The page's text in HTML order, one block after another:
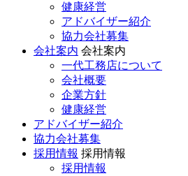
健康経営
アドバイザー紹介
協力会社募集
会社案内 会社案内
一代工務店について
会社概要
企業方針
健康経営
アドバイザー紹介
協力会社募集
採用情報 採用情報
採用情報